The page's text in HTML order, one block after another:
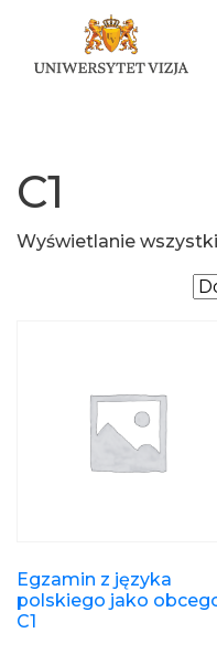
C1
Wyświetlanie
Egzamin z języka
polskiego jako
C1